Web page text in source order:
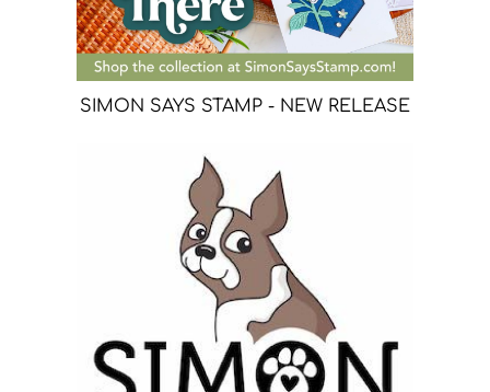
SIMON SAYS STAMP - NEW RELEASE